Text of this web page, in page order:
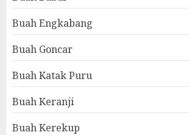
Buah Engkabang
Buah Goncar
Buah Katak Puru
Buah Keranji
Buah Kerekup